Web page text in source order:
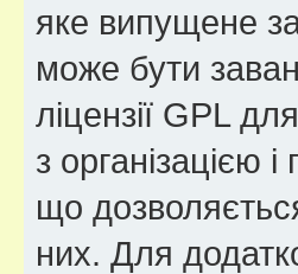
яке випущене
може бути
ліцензії GPL
з організацією
що
них. Для